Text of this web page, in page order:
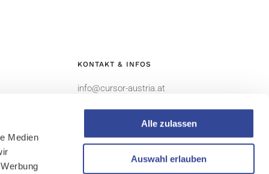
Medien
Alle zulassen
Auswahl erlauben
KONTAKT & INFOS
info@cursor-austria.at